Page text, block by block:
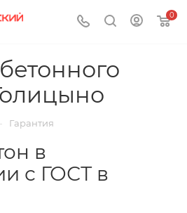
0
Гарантия
в
с ГОСТ в